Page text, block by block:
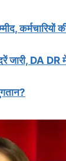
कर्मचारियों
जारी, DA DR